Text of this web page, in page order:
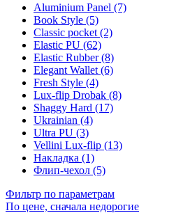
Aluminium Panel (7)
Book Style (5)
Classic pocket (2)
Elastic PU (62)
Elastic Rubber (8)
Elegant Wallet (6)
Fresh Style (4)
Lux-flip Drobak (8)
Shaggy Hard (17)
Ukrainian (4)
Ultra PU (3)
Vellini Lux-flip (13)
Накладка (1)
Флип-чехол (5)
Фильтр по параметрам
По цене, сначала недорогие